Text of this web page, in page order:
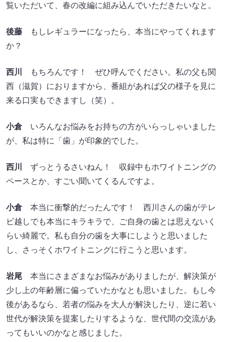
覧いただいて、春の改編に組み込んでいただきたいなと。
後藤 もしレギュラーになったら、本当にやってくれます
か？
西川
もちろんです！ ぜひ呼んでください。私の父も関
西（滋賀）におりますから、番組があれば父の様子を見に
来る口実もできますし（笑）。
小倉いろんなお悩みをお持ちの方がいらっしゃいました
が、私は特に「歯」が印象的でした。
西川
ずっとうるさいねん！ 収録中もホワイトニングの
ペースとか、すごい聞いてくるんですよ。
小倉本当に衝撃的だったんです！ 西川さんの歯がテレ
ビ越しでも本当にキラキラで、ご自身の歯とは思えないく
らい綺麗で。私も自分の歯を大事にしようと思いました
し、さっそくホワイトニングに行こうと思います。
岩尾 本当にさまざまなお悩みがありましたが、解決策が
少し上の年齢層に偏っていたかなとも思いました。もし今
後があるなら、若者の悩みを大人が解決したり、逆に若い
世代が解決策を提案したりするような、世代間の交流があ
ってもいいのかなと感じました。